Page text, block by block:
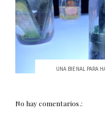
UNA BIENAL PARA
No hay comentarios.: